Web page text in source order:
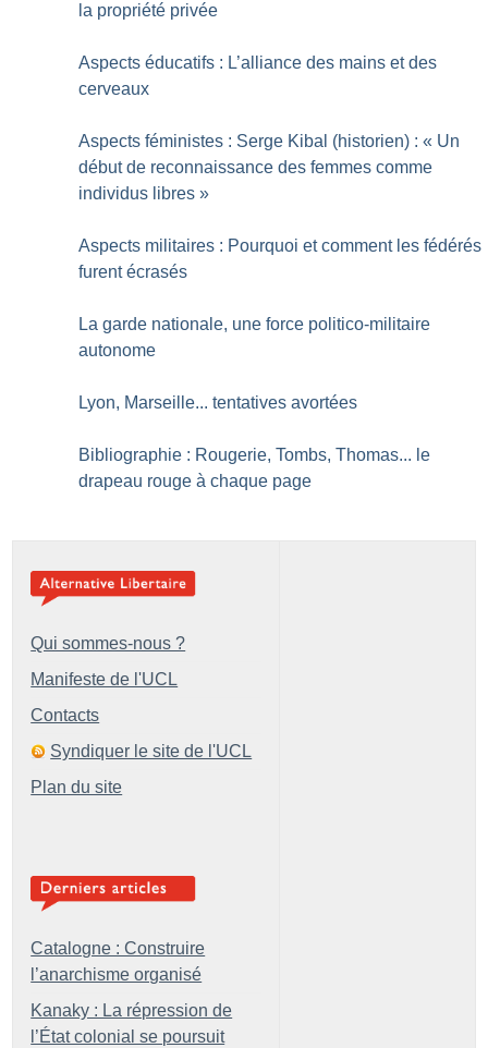
la propriété privée
Aspects éducatifs : L’alliance des mains et des
cerveaux
Aspects féministes : Serge Kibal (historien) : « Un
début de reconnaissance des femmes comme
individus libres »
Aspects militaires : Pourquoi et comment les fédérés
furent écrasés
La garde nationale, une force politico-militaire
autonome
Lyon, Marseille... tentatives avortées
Bibliographie : Rougerie, Tombs, Thomas... le
drapeau rouge à chaque page
Qui sommes-nous ?
Manifeste de l'UCL
Contacts
Syndiquer le site de l'UCL
Plan du site
Catalogne : Construire
l’anarchisme organisé
Kanaky : La répression de
l’État colonial se poursuit